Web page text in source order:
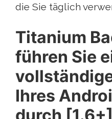
die Sie täglich
Titanium
führen Sie
Ihres